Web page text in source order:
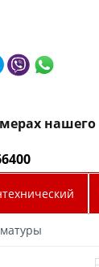
нашего